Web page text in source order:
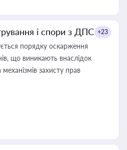
і спори з ДПС +23
порядку оскарження
що виникають внаслідок
захисту прав